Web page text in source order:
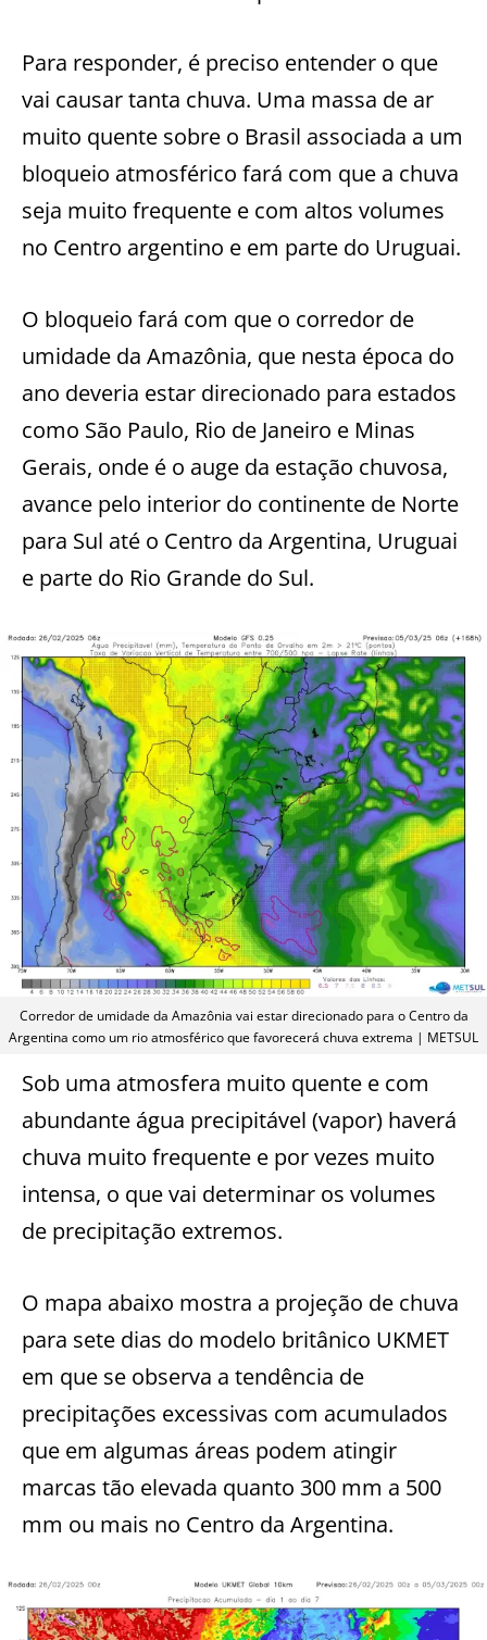
Para responder, é preciso entender o que
vai causar tanta chuva. Uma massa de ar
muito quente sobre o Brasil associada a um
bloqueio atmosférico fará com que a chuva
seja muito frequente e com altos volumes
no Centro argentino e em parte do Uruguai.
O bloqueio fará com que o corredor de
umidade da Amazônia, que nesta época do
ano deveria estar direcionado para estados
como São Paulo, Rio de Janeiro e Minas
Gerais, onde é o auge da estação chuvosa,
avance pelo interior do continente de Norte
para Sul até o Centro da Argentina, Uruguai
e parte do Rio Grande do Sul.
Corredor de umidade da Amazônia vai estar direcionado para o Centro da
Argentina como um rio atmosférico que favorecerá chuva extrema | METSUL
Sob uma atmosfera muito quente e com
abundante água precipitável (vapor) haverá
chuva muito frequente e por vezes muito
intensa, o que vai determinar os volumes
de precipitação extremos.
O mapa abaixo mostra a projeção de chuva
para sete dias do modelo britânico UKMET
em que se observa a tendência de
precipitações excessivas com acumulados
que em algumas áreas podem atingir
marcas tão elevada quanto 300 mm a 500
mm ou mais no Centro da Argentina.